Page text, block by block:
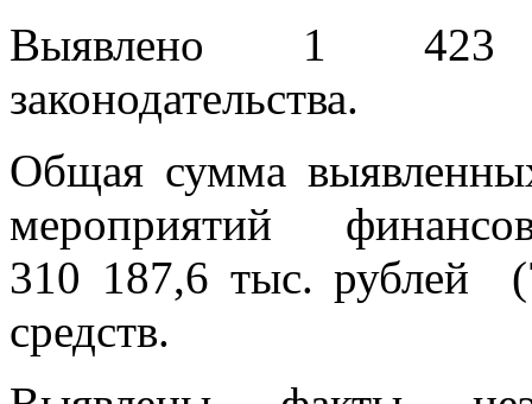
Выявлено 1 423
законодательства.
Общая сумма
мероприятий
310 187,6 тыс. рублей
средств.